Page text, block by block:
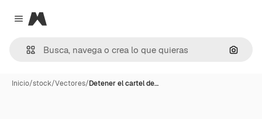
Close menu
Magnific
Inicio/stock/Vectores/Detener el cartel de…